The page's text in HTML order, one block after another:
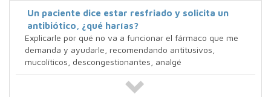
Un paciente dice estar resfriado y solicita un
antibiótico, ¿qué harías?
Explicarle por qué no va a funcionar el fármaco que me
demanda y ayudarle, recomendando antitusivos,
mucolíticos, descongestionantes, analgé